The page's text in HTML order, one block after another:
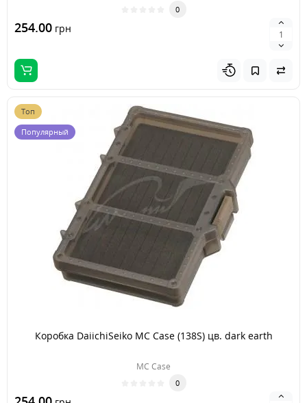
0
254.00 грн
Топ
Популярный
Коробка DaiichiSeiko MC Case (138S) цв. dark earth
MC Case
0